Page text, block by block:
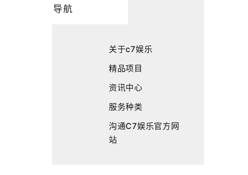
导航
关于c7娱乐
精品项目
资讯中心
服务种类
沟通C7娱乐官方网
站